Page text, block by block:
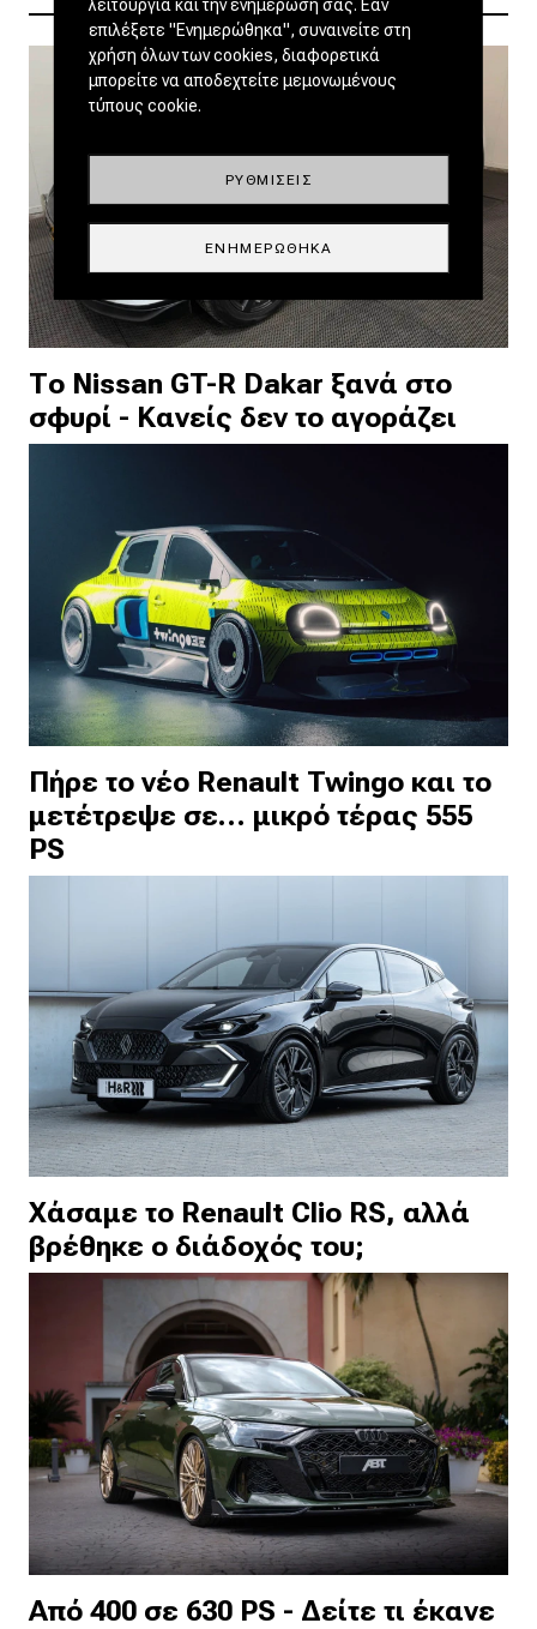
Το Nissan GT-R Dakar ξανά στο
σφυρί - Κανείς δεν το αγοράζει
Πήρε το νέο Renault Twingo και το
μετέτρεψε σε… μικρό τέρας 555
PS
Χάσαμε το Renault Clio RS, αλλά
βρέθηκε ο διάδοχός του;
Από 400 σε 630 PS - Δείτε τι έκανε
λειτουργία και την ενημέρωσή σας. Εάν
επιλέξετε "Ενημερώθηκα", συναινείτε στη
χρήση όλων των cookies, διαφορετικά
μπορείτε να αποδεχτείτε μεμονωμένους
τύπους cookie.
ΡΥΘΜΊΣΕΙΣ
ΕΝΗΜΕΡΏΘΗΚΑ